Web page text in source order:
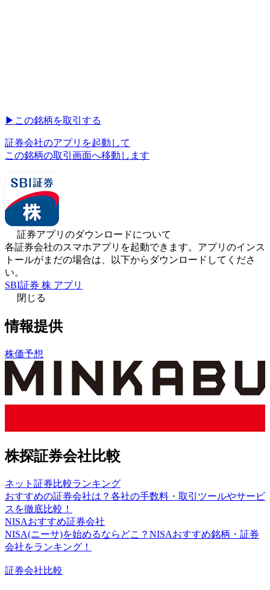
▶︎ この銘柄を取引する
証券会社のアプリを起動して
この銘柄の取引画面へ移動します
証券アプリのダウンロードについて
各証券会社のスマホアプリを起動できます。アプリのインス
トールがまだの場合は、以下からダウンロードしてくださ
い。
SBI証券 株 アプリ
閉じる
情報提供
株価予想
株探証券会社比較
ネット証券比較ランキング
おすすめの証券会社は？各社の手数料・取引ツールやサービ
スを徹底比較！
NISAおすすめ証券会社
NISA(ニーサ)を始めるならどこ？NISAおすすめ銘柄・証券
会社をランキング！
証券会社比較